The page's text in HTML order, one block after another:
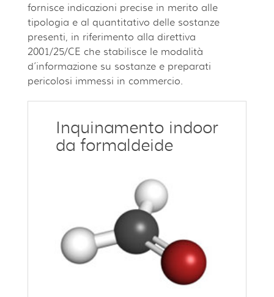
fornisce indicazioni precise in merito alle
tipologia e al quantitativo delle sostanze
presenti, in riferimento alla direttiva
2001/25/CE che stabilisce le modalità
d’informazione su sostanze e preparati
pericolosi immessi in commercio.
Inquinamento indoor
da formaldeide